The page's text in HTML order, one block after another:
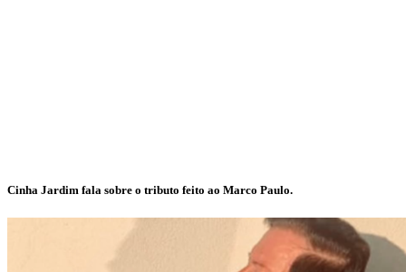
Cinha Jardim fala sobre o tributo feito ao Marco Paulo.